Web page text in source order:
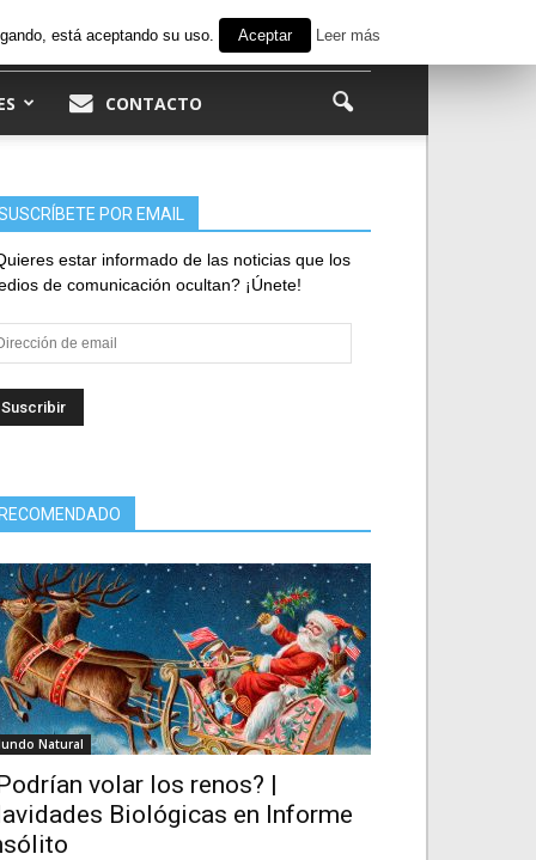
CONTACTO
POR EMAIL
estar informado de las noticias que los
de comunicación ocultan? ¡Únete!
Natural
volar los renos? |
Biológicas en Informe
está aceptando su uso. Aceptar Leer más